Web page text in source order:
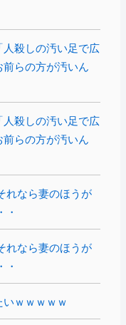
殺しの汚い足で広
らの方が汚いん
殺しの汚い足で広
らの方が汚いん
れなら妻のほうが
・
れなら妻のほうが
・
いｗｗｗｗｗ